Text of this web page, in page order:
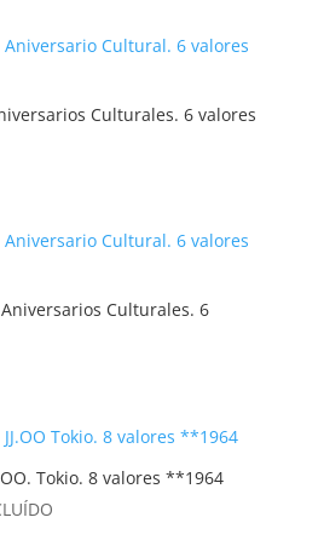
Culturales. 6 valores
Culturales. 6
Tokio. 8 valores **1964